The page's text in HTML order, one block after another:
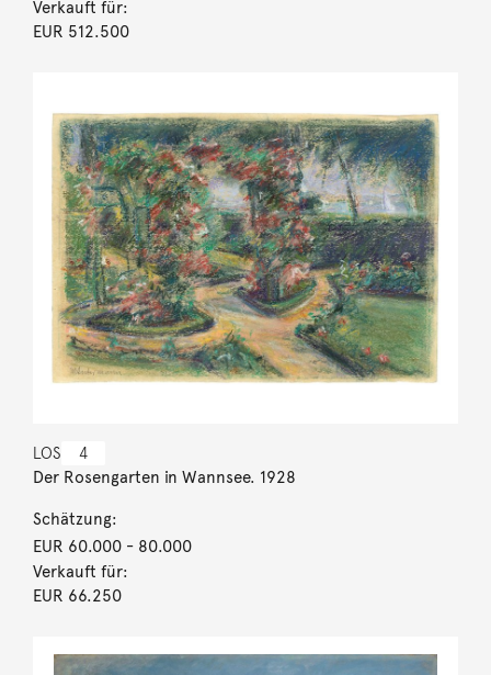
Verkauft für:
EUR 512.500
LOS 4
Der Rosengarten in Wannsee. 1928
Schätzung:
EUR 60.000- 80.000
Verkauft für:
EUR 66.250